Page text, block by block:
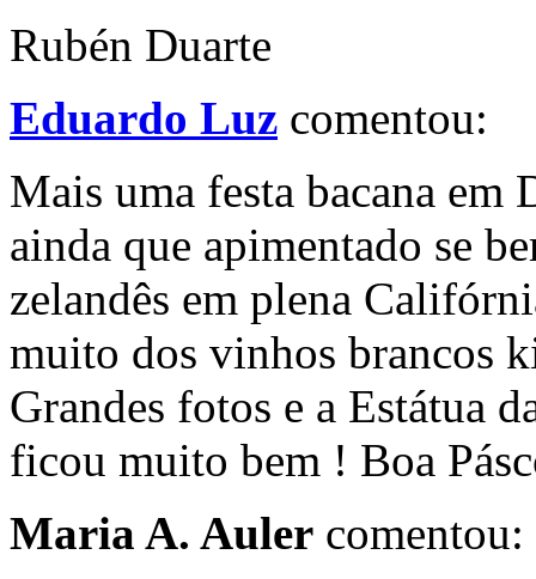
Rubén Duarte
Eduardo Luz comentou:
Mais uma festa bacana
ainda que apimentado se
zelandês em plena
muito dos vinhos brancos
Grandes fotos e a Estátua
ficou muito bem ! Boa
Maria A. Auler comentou: